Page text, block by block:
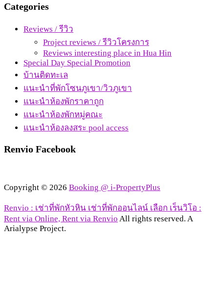
Categories
Reviews / รีวิว
Project reviews / รีวิวโครงการ
Reviews interesting place in Hua Hin
Special Day Special Promotion
บ้านติดทะเล
แนะนำที่พักโซนภูเขา/วิวภูเขา
แนะนำห้องพักราคาถูก
แนะนำห้องพักหมู่คณะ
แนะนำห้องลงสระ pool access
Renvio Facebook
Copyright © 2026 Booking @ i-PropertyPlus
Renvio : เช่าที่พักหัวหิน เช่าที่พักออนไลน์ เลือก เร็นวิโอ :
Rent via Online, Rent via Renvio All rights reserved. A
Arialypse Project.